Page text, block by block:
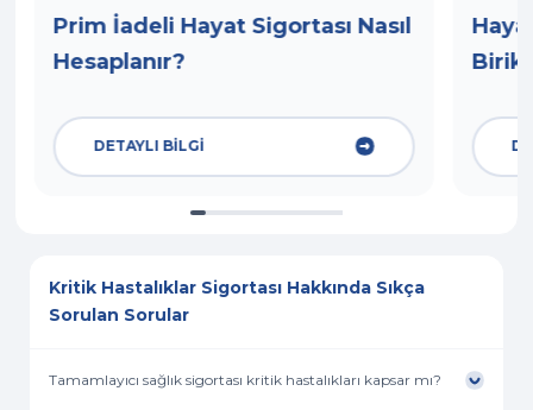
Prim İadeli Hayat Sigortası Nasıl
Hesaplanır?
DETAYLI BİLGİ
Kritik Hastalıklar Sigortası Hakkında Sıkça
Sorulan Sorular
Tamamlayıcı sağlık sigortası kritik hastalıkları kapsar mı?